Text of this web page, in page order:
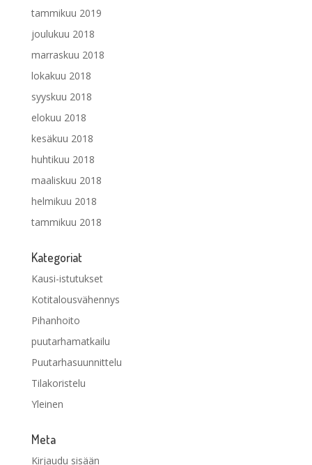
tammikuu 2019
joulukuu 2018
marraskuu 2018
lokakuu 2018
syyskuu 2018
elokuu 2018
kesäkuu 2018
huhtikuu 2018
maaliskuu 2018
helmikuu 2018
tammikuu 2018
Kategoriat
Kausi-istutukset
Kotitalousvähennys
Pihanhoito
puutarhamatkailu
Puutarhasuunnittelu
Tilakoristelu
Yleinen
Meta
Kirjaudu sisään